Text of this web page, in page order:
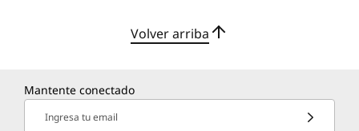
Volver arriba
Mantente conectado
Ingresa tu email